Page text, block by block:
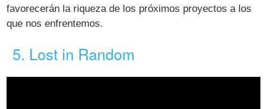
favorecerán la riqueza de los próximos proyectos a los
que nos enfrentemos.
5. Lost in Random